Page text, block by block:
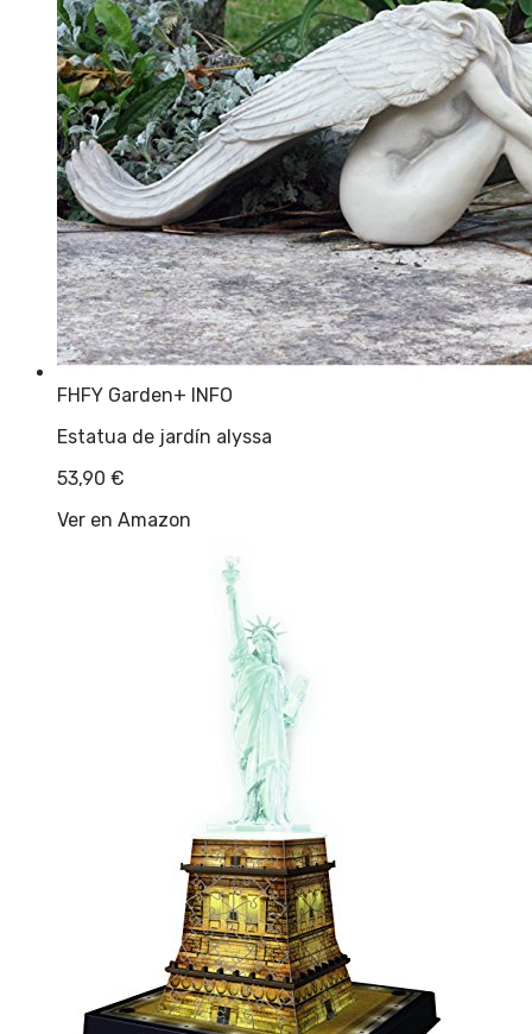
FHFY Garden+ INFO
Estatua de jardín alyssa
53,90 €
Ver en Amazon